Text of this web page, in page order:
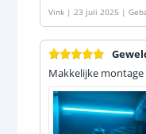
Vink | 23 juli 2025 |
Makkelijke